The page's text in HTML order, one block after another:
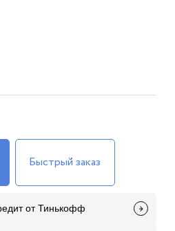
Быстрый заказ
от Тинькофф